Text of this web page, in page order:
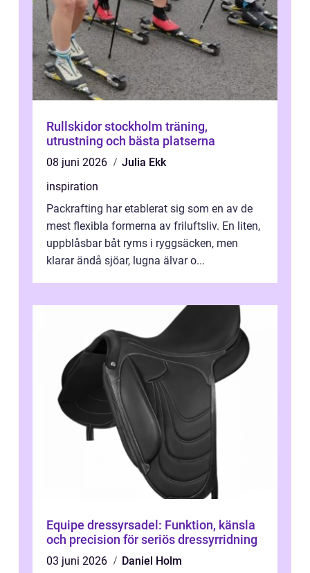
Rullskidor stockholm träning,
utrustning och bästa platserna
08 juni 2026
Julia Ekk
inspiration
Packrafting har etablerat sig som en av de
mest flexibla formerna av friluftsliv. En liten,
uppblåsbar båt ryms i ryggsäcken, men
klarar ändå sjöar, lugna älvar o...
Equipe dressyrsadel: Funktion, känsla
och precision för seriös dressyrridning
03 juni 2026 Daniel Holm